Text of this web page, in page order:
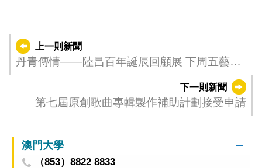
上一則新聞
丹青傳情——陸昌百年誕辰回顧展 下周五藝博
下一則新聞
第七屆原創歌曲專輯製作補助計劃接受申請
澳門大學
（853）8822 8833